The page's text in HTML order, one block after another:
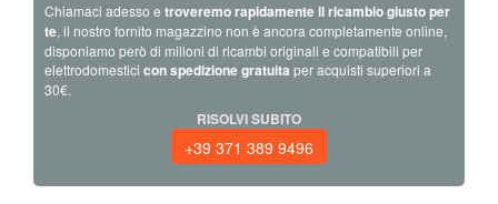
Chiamaci adesso e troveremo rapidamente il ricambio giusto per
te, il nostro fornito magazzino non è ancora completamente online,
disponiamo però di milioni di ricambi originali e compatibili per
elettrodomestici con spedizione gratuita per acquisti superiori a
30€.
RISOLVI SUBITO
+39 371 389 9496